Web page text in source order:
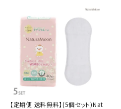
【定期便 送料無料】(5個セット)Nat